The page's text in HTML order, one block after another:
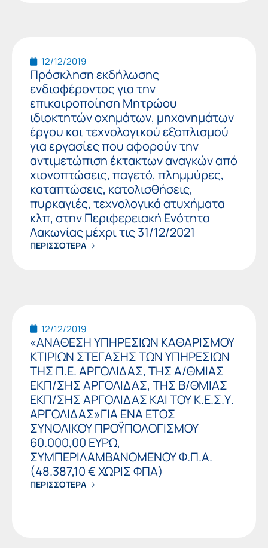
12/12/2019
Πρόσκληση εκδήλωσης
ενδιαφέροντος για την
επικαιροποίηση Μητρώου
ιδιοκτητών οχημάτων, μηχανημάτων
έργου και τεχνολογικού εξοπλισμού
για εργασίες που αφορούν την
αντιμετώπιση έκτακτων αναγκών από
χιονοπτώσεις, παγετό, πλημμύρες,
καταπτώσεις, κατολισθήσεις,
πυρκαγιές, τεχνολογικά ατυχήματα
κλπ, στην Περιφερειακή Ενότητα
Λακωνίας μέχρι τις 31/12/2021
ΠΕΡΙΣΣΟΤΕΡΑ
12/12/2019
«ΑΝΑΘΕΣΗ ΥΠΗΡΕΣΙΩΝ ΚΑΘΑΡΙΣΜΟΥ
ΚΤΙΡΙΩΝ ΣΤΕΓΑΣΗΣ ΤΩΝ ΥΠΗΡΕΣΙΩΝ
ΤΗΣ Π.Ε. ΑΡΓΟΛΙΔΑΣ, ΤΗΣ Α/ΘΜΙΑΣ
ΕΚΠ/ΣΗΣ ΑΡΓΟΛΙΔΑΣ, ΤΗΣ Β/ΘΜΙΑΣ
ΕΚΠ/ΣΗΣ ΑΡΓΟΛΙΔΑΣ ΚΑΙ ΤΟΥ Κ.Ε.Σ.Υ.
ΑΡΓΟΛΙΔΑΣ»ΓΙΑ ΕΝΑ ΕΤΟΣ
ΣΥΝΟΛΙΚΟΥ ΠΡΟΫΠΟΛΟΓΙΣΜΟΥ
60.000,00 ΕΥΡΩ,
ΣΥΜΠΕΡΙΛΑΜΒΑΝΟΜΕΝΟΥ Φ.Π.Α.
(48.387,10 € ΧΩΡΙΣ ΦΠΑ)
ΠΕΡΙΣΣΟΤΕΡΑ